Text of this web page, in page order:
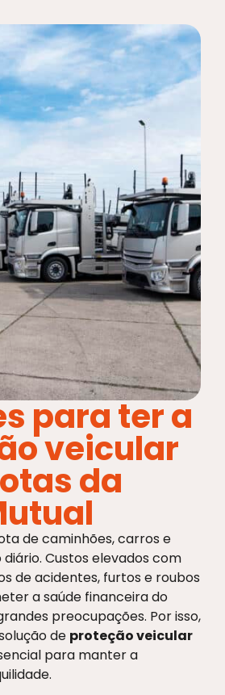
para ter a
veicular
da
de caminhões, carros e
Custos elevados com
de acidentes, furtos e roubos
a saúde financeira do
preocupações. Por isso,
de proteção veicular
para manter a